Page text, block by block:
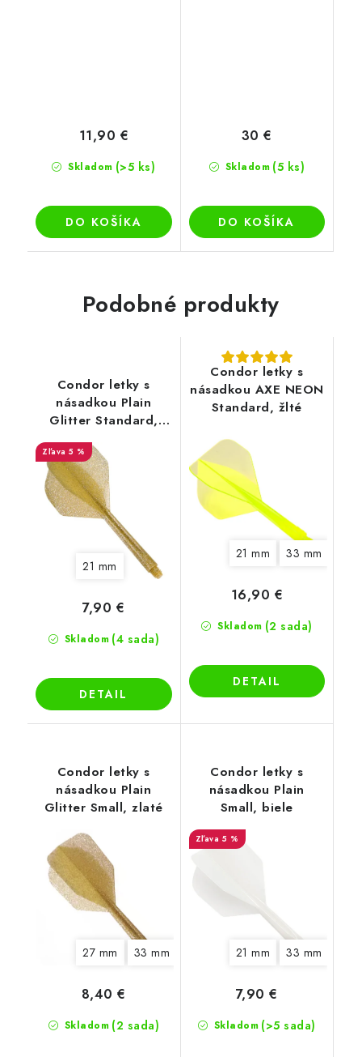
Skladom (>5 ks)
11,90 €
DO KOŠÍKA
Skladom (5 ks)
30 €
DO KOŠÍKA
Podobné produkty
Condor letky s
násadkou Plain
Glitter Standard,
zlaté
5 %
21 mm
Skladom (4 sada)
7,90 €
DETAIL
Condor letky s
násadkou AXE NEON
Standard, žlté
21 mm 33 mm
Skladom (2 sada)
16,90 €
DETAIL
Condor letky s
násadkou Plain
Glitter Small, zlaté
27 mm 33 mm
Skladom (2 sada)
8,40 €
Condor letky s
násadkou Plain
Small, biele
5 %
21 mm 33 mm
Skladom (>5 sada)
7,90 €